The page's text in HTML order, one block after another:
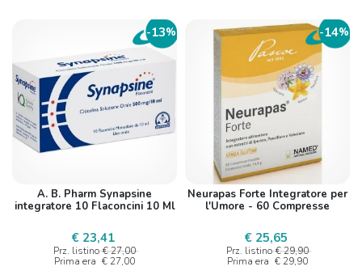
-13%
A. B. Pharm Synapsine
integratore 10 Flaconcini 10 Ml
€ 23,41
Prz. listino € 27,00
Prima era € 27,00
-14%
Neurapas Forte Integratore per
l'Umore - 60 Compresse
€ 25,65
Prz. listino € 29,90
Prima era € 29,90